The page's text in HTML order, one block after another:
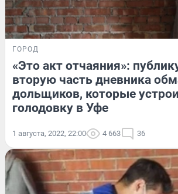
ГОРОД
«Это акт отчаяния»:
вторую часть дневника
дольщиков, которые
голодовку в Уфе
1 августа, 2022, 22:00 4 663 36